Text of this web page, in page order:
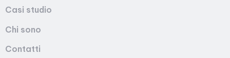
Casi studio
Chi sono
Contatti